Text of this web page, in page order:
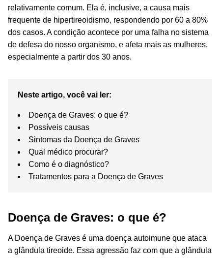
relativamente comum. Ela é, inclusive, a causa mais
frequente de hipertireoidismo, respondendo por 60 a 80%
dos casos. A condição acontece por uma falha no sistema
de defesa do nosso organismo, e afeta mais as mulheres,
especialmente a partir dos 30 anos.
Neste artigo, você vai ler:
Doença de Graves: o que é?
Possíveis causas
Sintomas da Doença de Graves
Qual médico procurar?
Como é o diagnóstico?
Tratamentos para a Doença de Graves
Doença de Graves: o que é?
A Doença de Graves é uma doença autoimune que ataca
a glândula tireoide. Essa agressão faz com que a glândula